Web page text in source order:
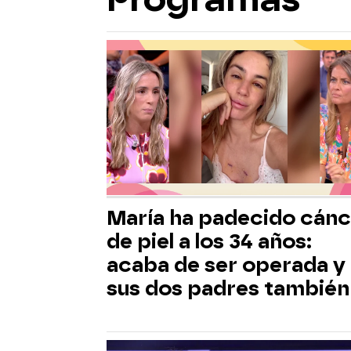
María ha padecido
de piel a los 34 años:
acaba de ser operada y
sus dos padres también